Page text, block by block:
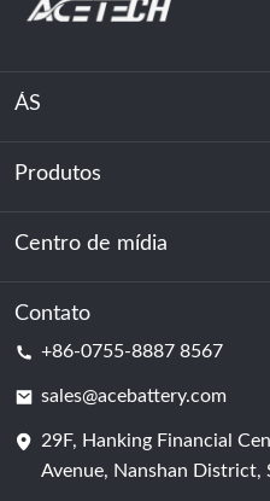
ÁS
Sobre nós
Sustentabilidade
Produtos
Armazenamento de energia
Centro de dados e sala de
Célula de bateria
Centro de mídia
Notícias
Contato
+86-0755-8887 8567
sales@acebattery.com
29F, Hanking Financial
Avenue, Nanshan District,